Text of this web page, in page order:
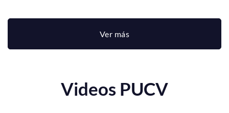
Ver más
Videos PUCV